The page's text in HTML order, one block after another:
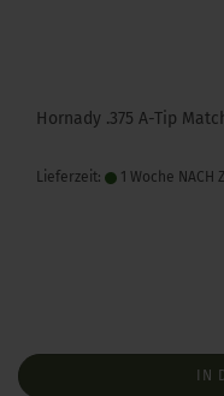
Hornady .375 A-Tip
Lieferzeit: 1 Woche
IN